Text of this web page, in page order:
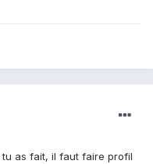
as fait, il faut faire profil